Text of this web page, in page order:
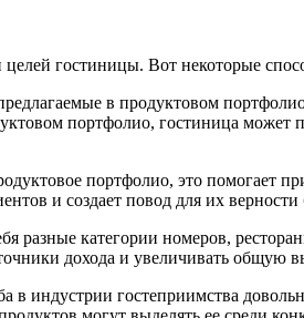
гостиницы. Вот некоторые
в продуктовом
портфолио, гостиница
портфолио, это помогает
и создает повод для их
категории номеров,
дохода и увеличивать общую
в индустрии гостеприимства